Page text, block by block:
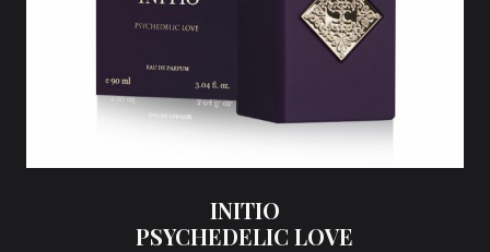
INITIO
PSYCHEDELIC LOVE